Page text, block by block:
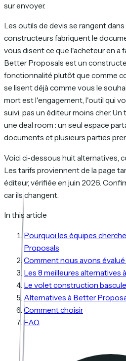
sur envoyer.
Les outils de devis se rangent
constructeurs fabriquent le
vous disent ce que l'acheteur en a
Better Proposals est un
fonctionnalité plutôt que comme
se lisent déjà comme vous le
mort est l'engagement, l'outil qui
suivi, pas un éditeur moins cher.
une deal room : un seul espace
documents et plusieurs parties
Voici ci-dessous huit alternatives,
Les tarifs proviennent de la page
éditeur, vérifiée en juin 2026.
car ils changent.
In this article
Pourquoi les équipes
Proposals
Comment nous avons
Les 8 meilleures alternatives
Le volet construction
Alternatives à Better
Comment choisir
FAQ